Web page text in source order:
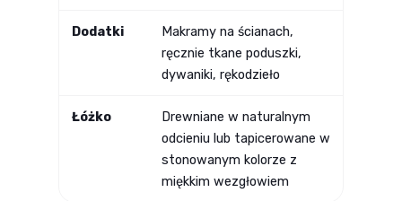
Dodatki
Makramy na ścianach,
ręcznie tkane poduszki,
dywaniki, rękodzieło
Łóżko
Drewniane w naturalnym
odcieniu lub tapicerowane w
stonowanym kolorze z
miękkim wezgłowiem